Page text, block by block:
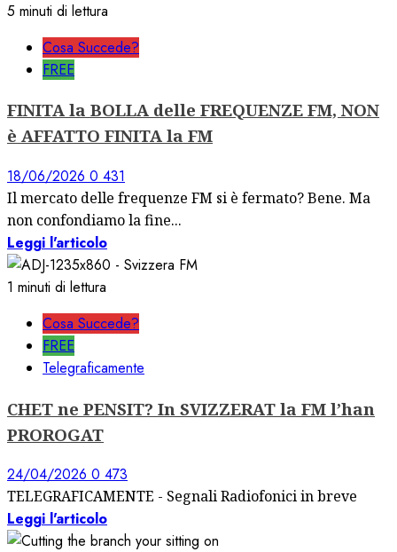
5 minuti di lettura
Cosa Succede?
FREE
FINITA la BOLLA delle FREQUENZE FM, NON
è AFFATTO FINITA la FM
18/06/2026 0 431
Il mercato delle frequenze FM si è fermato? Bene. Ma
non confondiamo la fine...
Leggi l'articolo
1 minuti di lettura
Cosa Succede?
FREE
Telegraficamente
CHET ne PENSIT? In SVIZZERAT la FM l’han
PROROGAT
24/04/2026 0 473
TELEGRAFICAMENTE - Segnali Radiofonici in breve
Leggi l'articolo